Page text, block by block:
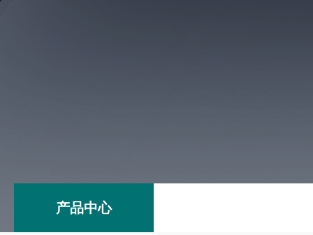
产品中心